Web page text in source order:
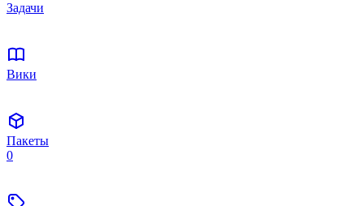
Задачи
Вики
Пакеты
0